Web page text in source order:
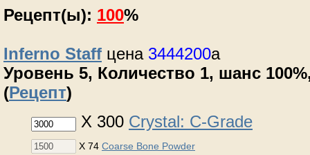
Рецепт(ы): 100%
Inferno Staff цена 3444200a
Уровень 5, Количество 1, шанс
(Рецепт)
X 300 Crystal: C-Grade
X 74 Coarse Bone Powder